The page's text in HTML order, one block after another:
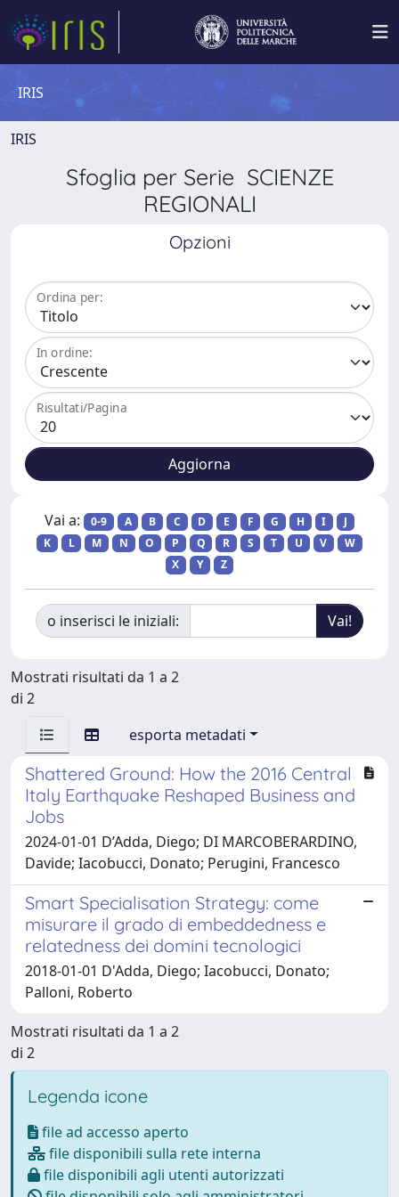
IRIS
IRIS
Sfoglia per Serie SCIENZE
REGIONALI
Opzioni
Ordina per:
In ordine:
Risultati/Pagina
Vai a: 0-9 A B C D E F G H I
J
K
L M N O P Q R S T U V
W
X
Y Z
o inserisci le iniziali:
Mostrati risultati da 1 a 2
di 2
esporta metadati
Shattered Ground: How the 2016 Central
Italy Earthquake Reshaped Business and
Jobs
2024-01-01 D’Adda, Diego; DI MARCOBERARDINO,
Davide; Iacobucci, Donato; Perugini, Francesco
Smart Specialisation Strategy: come
misurare il grado di embeddedness e
relatedness dei domini tecnologici
2018-01-01 D'Adda, Diego; Iacobucci, Donato;
Palloni, Roberto
Mostrati risultati da 1 a 2
di 2
Legenda icone
file ad accesso aperto
file disponibili sulla rete interna
file disponibili agli utenti autorizzati